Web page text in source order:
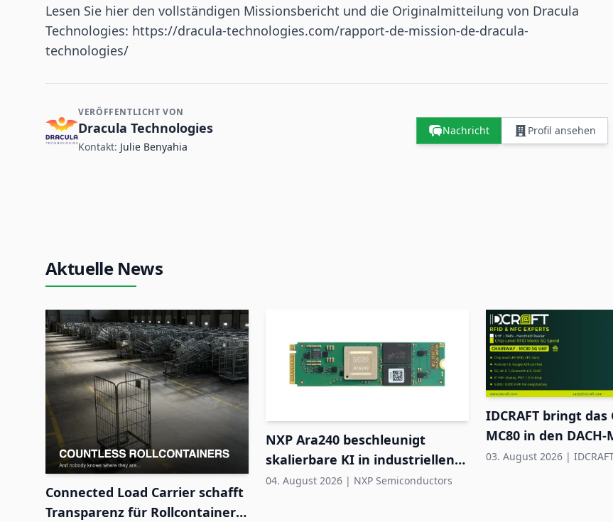
Lesen Sie hier den vollständigen Missionsbericht und die Originalmitteilung von Dracula
Technologies: https://dracula-technologies.com/rapport-de-mission-de-dracula-
technologies/
Kontakt- und Firmeninformationen
VERÖFFENTLICHT VON
Dracula Technologies
Kontakt: Julie Benyahia
Nachricht Profil ansehen
Aktuelle News
Connected Load Carrier schafft
Transparenz für Rollcontainer-
NXP Ara240 beschleunigt
skalierbare KI in industriellen
Edge-Systemen
04. August 2026 | NXP Semiconductors
IDCRAFT bringt
MC80 in den
03. August 2026 |